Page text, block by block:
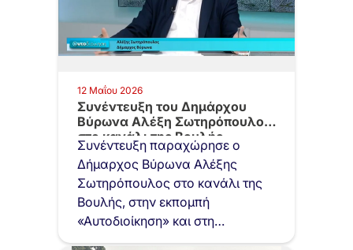
12 Μαΐου 2026
Συνέντευξη του Δημάρχου
Βύρωνα Αλέξη Σωτηρόπουλου
στο κανάλι της Βουλής…
Συνέντευξη παραχώρησε ο
Δήμαρχος Βύρωνα Αλέξης
Σωτηρόπουλος στο κανάλι της
Βουλής, στην εκπομπή
«Αυτοδιοίκηση» και στη
δημοσιογράφο Κέλλυ